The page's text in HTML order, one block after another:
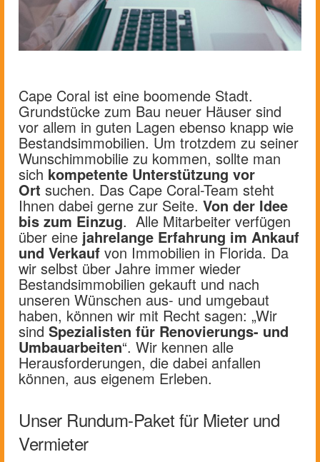
Cape Coral ist eine boomende Stadt.
Grundstücke zum Bau neuer Häuser sind
vor allem in guten Lagen ebenso knapp wie
Bestandsimmobilien. Um trotzdem zu seiner
Wunschimmobilie zu kommen, sollte man
sich kompetente Unterstützung vor
Ort suchen. Das Cape Coral-Team steht
Ihnen dabei gerne zur Seite. Von der Idee
bis zum Einzug. Alle Mitarbeiter verfügen
über eine jahrelange Erfahrung im Ankauf
und Verkauf von Immobilien in Florida. Da
wir selbst über Jahre immer wieder
Bestandsimmobilien gekauft und nach
unseren Wünschen aus- und umgebaut
haben, können wir mit Recht sagen: „Wir
sind Spezialisten für Renovierungs- und
Umbauarbeiten“. Wir kennen alle
Herausforderungen, die dabei anfallen
können, aus eigenem Erleben.
Unser Rundum-Paket für Mieter und
Vermieter